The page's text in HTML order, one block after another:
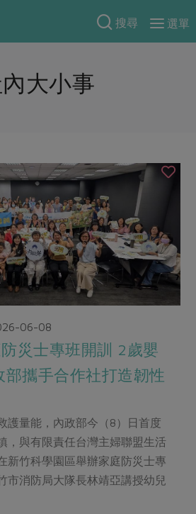
搜尋
選單
乳製品
米麵雜糧
水產
沖泡飲品
束
案
一籃菜真心話
合作聯合國
生活提案
支持本土農糧
能源議題
減塑減廢
大小事
06-08
災士專班開訓 2歲嬰
部攜手合作社打造韌性
護量能，內政部今（8）日首度
，與有限責任台灣主婦聯盟生活
新竹科學園區舉辦家庭防災士專
市消防局大隊長林靖亞講授幼兒